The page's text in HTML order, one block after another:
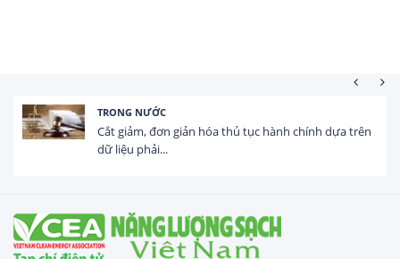
HOẠT ĐỘNG ĐẦU TƯ
Tổng vốn FDI đăng ký vào Việt Nam đạt gần 25 tỷ
USD trong 5 tháng...